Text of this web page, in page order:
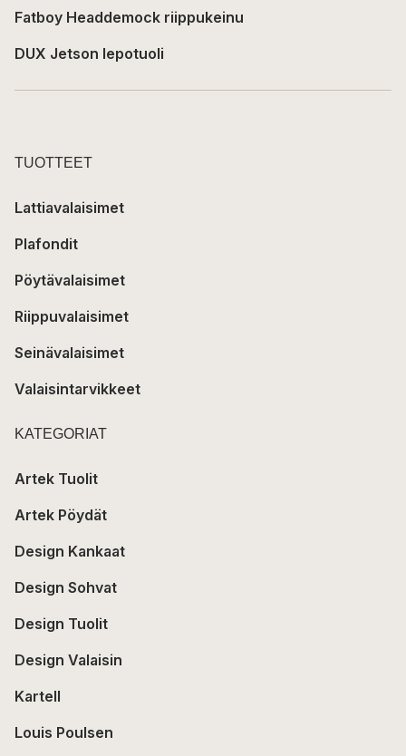
Fatboy Headdemock riippukeinu
DUX Jetson lepotuoli
TUOTTEET
Lattiavalaisimet
Plafondit
Pöytävalaisimet
Riippuvalaisimet
Seinävalaisimet
Valaisintarvikkeet
KATEGORIAT
Artek Tuolit
Artek Pöydät
Design Kankaat
Design Sohvat
Design Tuolit
Design Valaisin
Kartell
Louis Poulsen